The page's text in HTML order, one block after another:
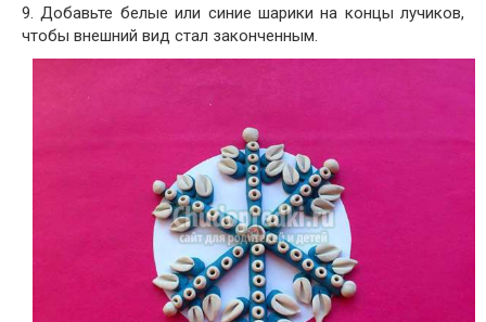
9. Добавьте белые или синие шарики на концы лучиков,
чтобы внешний вид стал законченным.